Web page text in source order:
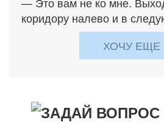
коридору налево и в
ХОЧУ ЕЩЕ